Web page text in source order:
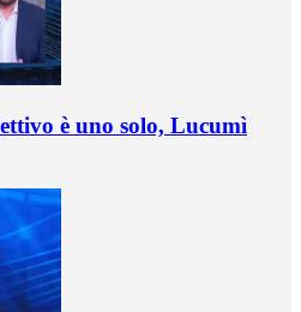
è uno solo, Lucumì